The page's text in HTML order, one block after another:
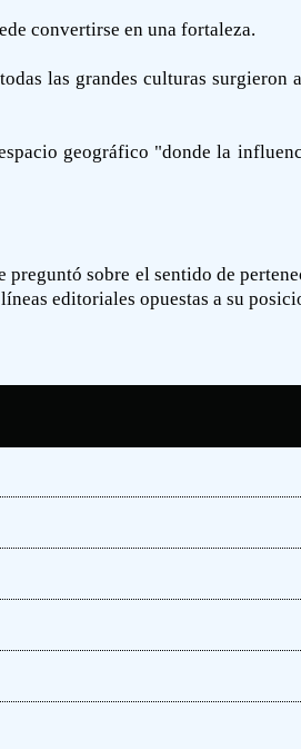
convertirse en una fortaleza.
las grandes culturas surgieron
geográfico "donde la
sobre el sentido de
editoriales opuestas a su